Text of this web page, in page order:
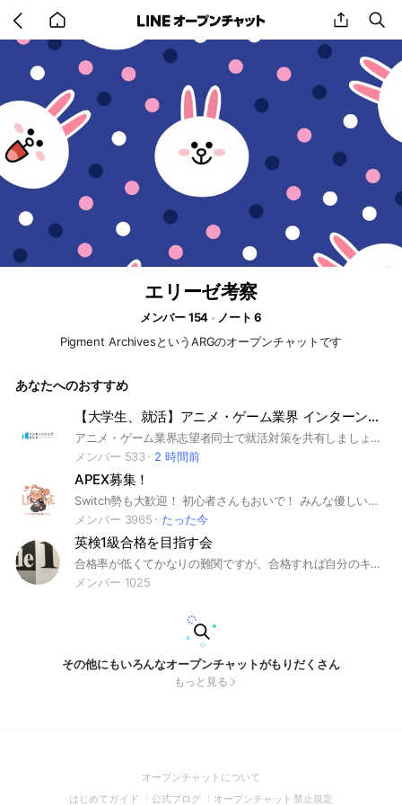
back
to
home
share
エリーゼ考察
メンバー 154
ノート 6
Pigment ArchivesというARGのオープンチャットです
あなたへのおすすめ
【大学生、就活】アニメ・ゲーム業界 インターンシップ・就活対策
アニメ・ゲーム業界志望者同士で就活対策を共有しましょう！ #大学3年生 #大学院1年生 #就活 #就職 #28卒 #25卒 #27卒 #26卒 #インターン #早期選考 #選考 #早期内定 #内定 #採用 #インターンシップ #面接 #エントリーシート #ES #グループワーク#GD #自己分析 #自己PR #WEBテスト #アニメ業界 #アニメ #ゲーム業界 #ゲーム会社 #ゲーム #ソーシャルゲーム #ソシャゲ #イラストレーター #KADOKAWA #ドワンゴ #ニコニコ動画 #東映アニメーション #日本アニメーション #京アニ #カラー #シンエイ動画 #スタジオジブリ #トムス・エンタテイメント #サンライズ #キングレコード #京都アニメーション #P.A.WORKS #WITstudio #東宝 #松竹 #マーベラス #創通 #プロダクションI.G #ufotable #A-1Pictures #動画工房 #シャフト #MAPPA #ボンズ #ガイナックス #マッドハウス #スタジオぴえろ #アニメーター #声優 #CGデザイナー #キャラクターデザイナー #メカニックデザイナー #アニメプロデューサー #アニメ脚本家 #アニメ演出家 #美術監督 #背景美術 #作画 #音響 #ゲームプランナー #ゲームクリエイター #ゲームシナリオライター #プロダクトデザイン #プランナー #3Dデザイナー #デザイナー #Live2D #モーションデザイナー #エフェクトデザイナー #サウンドクリエイター #シナリオライター #ゲームプログラマー #グラフィッカー #デバッガー #ハードウェア#blender #Maya #3DSMAX #LightWave #3Dモデリング #ポートフォリオ #企画書 #任天堂 #セガ #コナミ #コーエー #カプコン #スクエニ #バンダイ #バンダイナムコ #バンナム #ソニー #タイトー #Cygames #ランド・ホー #ガンホー #ネクソン #スクウェア・エニックス #ディー・エヌ・エー #セガサミー #グリー #レベルファイブ #カプコン #ソニー #ポケモン #VR #DeNA #Microsoft #Google #Unisoft #APEX #パズドラ #グレッゾ #ポケモン
メンバー 533
2 時間前
APEX募集！
Switch勢も大歓迎！ 初心者さんもおいで！ みんな優しいよ〜笑笑 APEXが好きでたまんねぇ！ そんな人達が集まったオプチャです！ ※雑談はサブトークに用意してます！ #エーペックス #Apex #ApexSwitch #apexps4募集 #Apex募集pc #APEX初心者 #APEXフレンド募集 #APEX女子 #APEX男子
メンバー 3965
たった今
英検1級合格を目指す会
合格率が低くてかなりの難関ですが、合格すれば自分のキャリアが大きくアップする英検1級。次の試験への勉強や試験内容の共有を楽しみながらやっていきましょう！ すでに英検1級に合格されている方も大歓迎です！ #英検 #英検1級 #英語 #TOEIC
メンバー 1025
その他にもいろんなオープンチャットがもりだくさん
もっと見る
オープンチャットについて
in
はじめてガイド (Open
公式ブログ (Open
オープンチャット禁止規定(Open